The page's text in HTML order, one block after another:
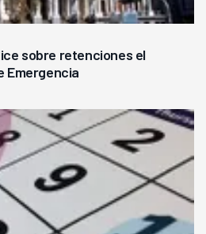
sobre retenciones el
Emergencia